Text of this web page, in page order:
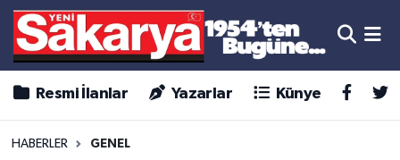
Resmi İlanlar Yazarlar Künye
HABERLER GENEL